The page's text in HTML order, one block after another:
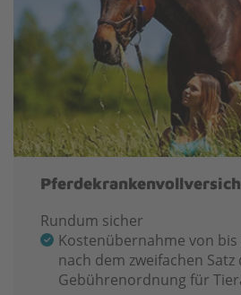
Rundum sicher
Kostenübernahme von bis
nach dem zweifachen Satz
Gebührenordnung für